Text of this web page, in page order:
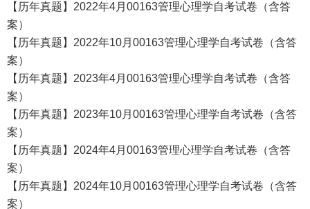
【历年真题】2022年4月00163管理心理学自考试卷（含答
案）
【历年真题】2022年10月00163管理心理学自考试卷（含答
案）
【历年真题】2023年4月00163管理心理学自考试卷（含答
案）
【历年真题】2023年10月00163管理心理学自考试卷（含答
案）
【历年真题】2024年4月00163管理心理学自考试卷（含答
案）
【历年真题】2024年10月00163管理心理学自考试卷（含答
案）